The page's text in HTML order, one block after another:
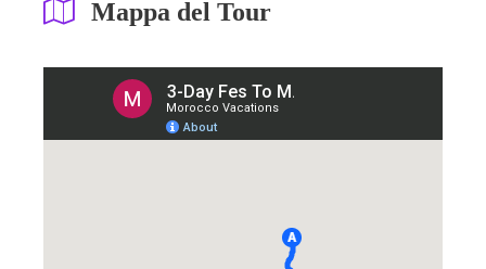
Mappa del Tour